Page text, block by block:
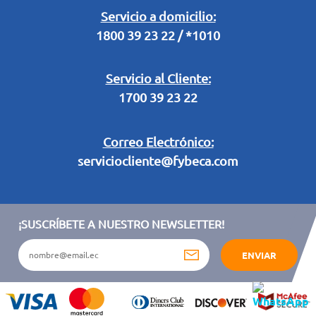
Servicio a domicilio:
1800 39 23 22 / *1010
Servicio al Cliente:
1700 39 23 22
Correo Electrónico:
serviciocliente@fybeca.com
Legal Campaña Produbanco
Términos y condiciones sorteo partido de fútbol "Tu ídolo"
¡SUSCRÍBETE A NUESTRO NEWSLETTER!
ENVIAR